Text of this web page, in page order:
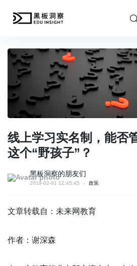
线上学习实名制，能否
这个“野孩子”？
黑板洞察的朋友们
2019-02-01 12:45:45 政策
文章转载自：未来网教育
作者：谢深森